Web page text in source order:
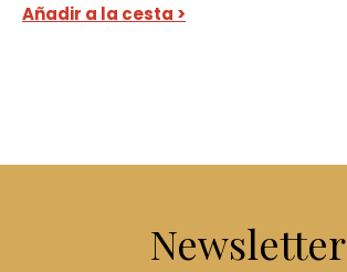
Añadir a la cesta >
Newsletter